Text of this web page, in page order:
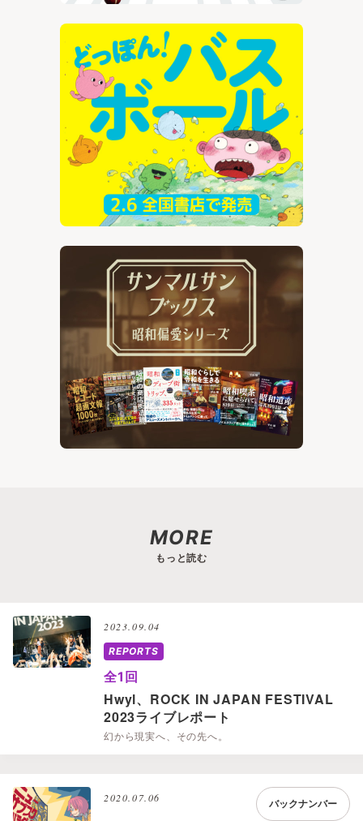
MORE
もっと読む
2023.09.04
REPORTS
全1回
Hwyl、ROCK IN JAPAN FESTIVAL
2023ライブレポート
幻から現実へ、その先へ。
2020.07.06 バックナンバー